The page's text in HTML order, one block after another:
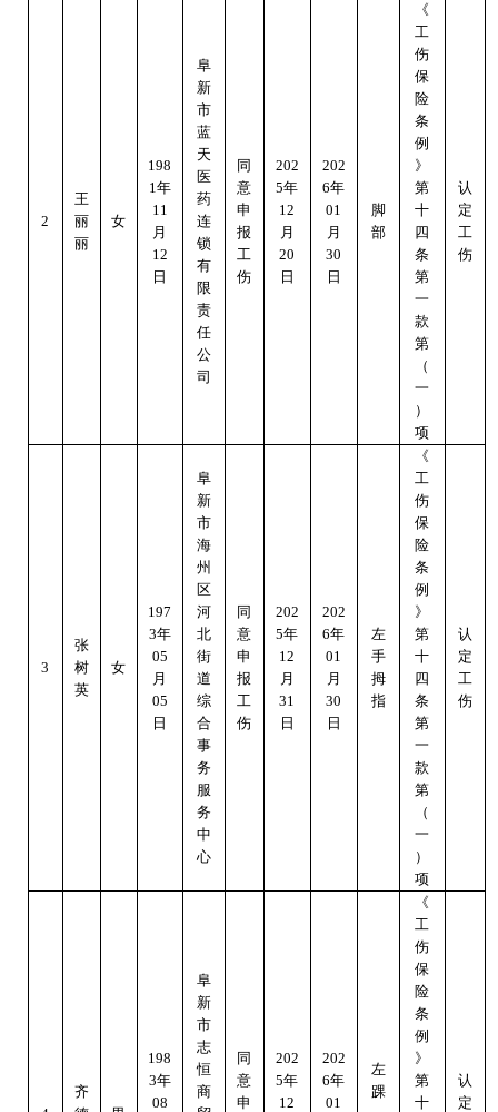
2
王
丽
丽
女
198
1年
11
月
12
日
阜
新
市
蓝
天
医
药
连
锁
有
限
责
任
公
司
同
意
申
报
工
伤
202
5年
12
月
20
日
202
6年
01
月
30
日
脚
部
《
工
伤
保
险
条
例
》
第
十
四
条
第
一
款
第
（
一
）
项
认
定
工
伤
3
张
树
英
女
197
3年
05
月
05
日
阜
新
市
海
州
区
河
北
街
道
综
合
事
务
服
务
中
心
同
意
申
报
工
伤
202
5年
12
月
31
日
202
6年
01
月
30
日
左
手
拇
指
《
工
伤
保
险
条
例
》
第
十
四
条
第
一
款
第
（
一
）
项
认
定
工
伤
齐
198
3年
08
阜
新
市
志
恒
商
同
意
申
202
5年
12
202
6年
01
左
踝
《
工
伤
保
险
条
例
》
第
十
认
定